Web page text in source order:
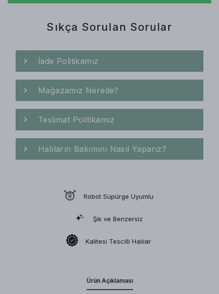
Sıkça Sorulan Sorular
İade Politikamız
Mağazamız Nerede?
Teslimat Politikamız
Halıların Bakımını Nasıl Yaparız?
Robot Süpürge Uyumlu
Şık ve Benzersiz
Kalitesi Tescilli Halılar
Ürün Açıklaması